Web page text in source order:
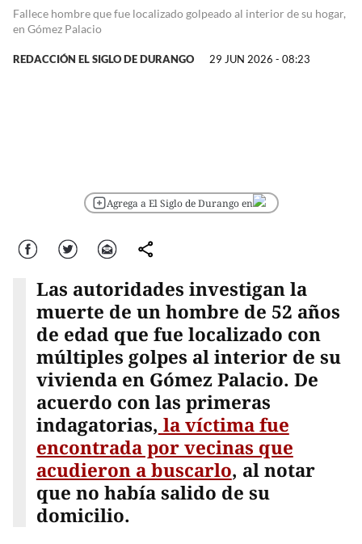
Fallece hombre que fue localizado golpeado al interior de su hogar,
en Gómez Palacio
REDACCIÓN EL SIGLO DE DURANGO 29 JUN 2026 - 08:23
Agrega a El Siglo de Durango en
Facebook Twitter Correo comparte
Las autoridades investigan la
muerte de un hombre de 52 años
de edad que fue localizado con
múltiples golpes al interior de su
vivienda en Gómez Palacio. De
acuerdo con las primeras
indagatorias, la víctima fue
encontrada por vecinas que
acudieron a buscarlo, al notar
que no había salido de su
domicilio.